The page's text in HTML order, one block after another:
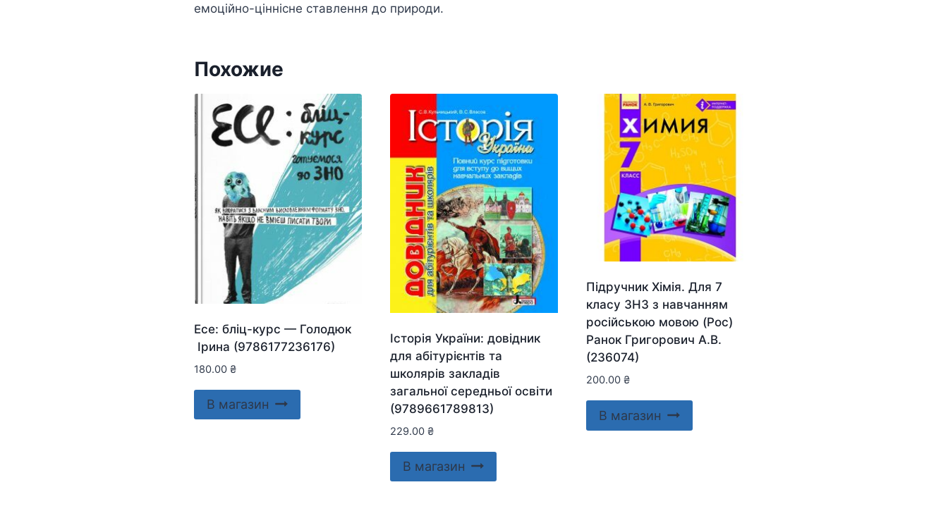
емоційно-ціннісне ставлення до природи.
Похожие
Есе: бліц-курс — Голодюк
Ірина (9786177236176)
180.00 ₴
В магазин
Історія України: довідник
для абітурієнтів та
школярів закладів
загальної середньої освіти
(9789661789813)
229.00 ₴
В магазин
Підручник Хімія. Для 7
класу ЗНЗ з навчанням
російською мовою (Рос)
Ранок Григорович А.В.
(236074)
200.00 ₴
В магазин